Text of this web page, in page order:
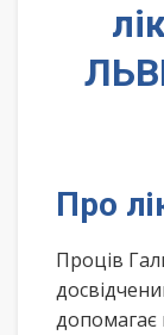
Про
Проців